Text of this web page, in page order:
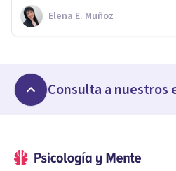
Elena E. Muñoz
Consulta a nuestros